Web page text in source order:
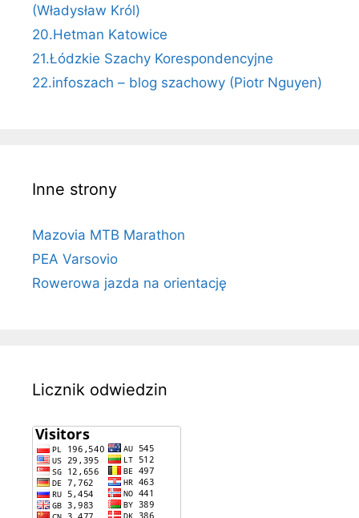
(Władysław Król)
20.Hetman Katowice
21.Łódzkie Szachy Korespondencyjne
22.infoszach – blog szachowy (Piotr Nguyen)
Inne strony
Mazovia MTB Marathon
PEA Varsovio
Rowerowa jazda na orientację
Licznik odwiedzin